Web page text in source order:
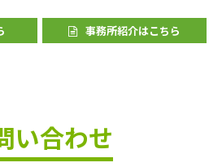
事務所紹介はこちら
い合わせ